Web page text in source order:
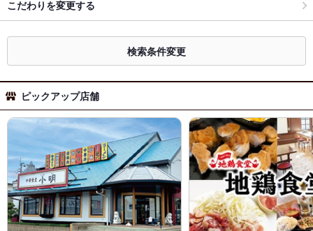
こだわりを変更する
検索条件変更
ピックアップ店舗